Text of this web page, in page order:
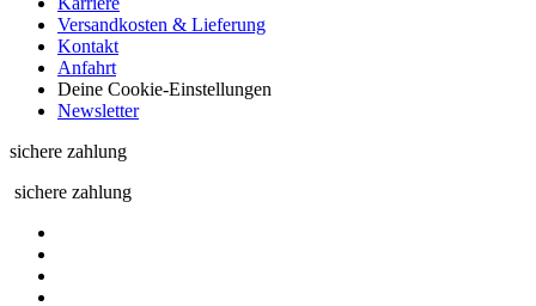
Versandkosten & Lieferung
Kontakt
Anfahrt
Deine Cookie-Einstellungen
Newsletter
sichere zahlung
sichere zahlung